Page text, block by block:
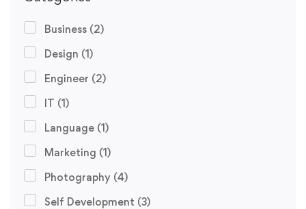
Business (2)
Design (1)
Engineer (2)
IT (1)
Language (1)
Marketing (1)
Photography (4)
Self Development (3)